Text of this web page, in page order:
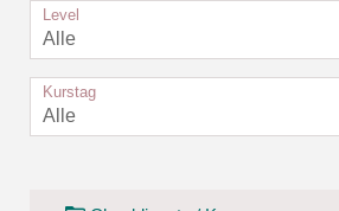
Level
Alle
Kurstag
Alle